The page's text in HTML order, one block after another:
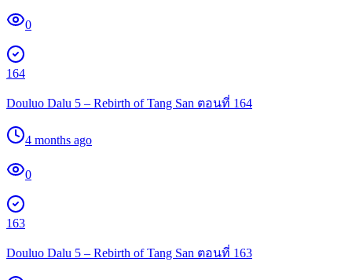
0
164
Douluo Dalu 5 – Rebirth of Tang San ตอนที่ 164
4 months ago
0
163
Douluo Dalu 5 – Rebirth of Tang San ตอนที่ 163